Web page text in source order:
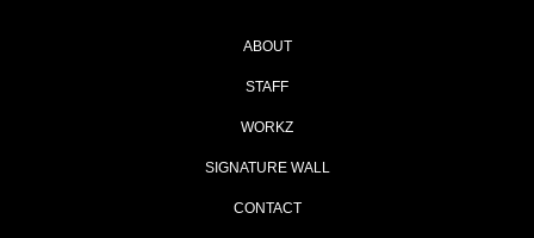
ABOUT
STAFF
WORKZ
SIGNATURE WALL
CONTACT